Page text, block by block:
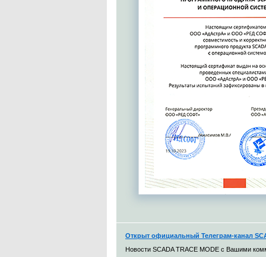
Открыт официальный Телеграм-канал
Новости SCADA TRACE MODE с Вашими